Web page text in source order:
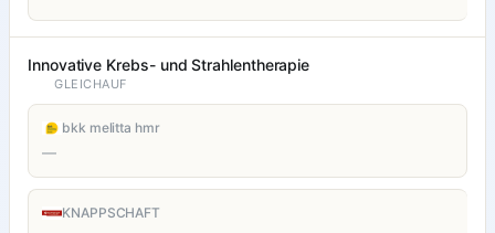
Innovative Krebs- und Strahlentherapie
GLEICHAUF
bkk melitta hmr
—
KNAPPSCHAFT